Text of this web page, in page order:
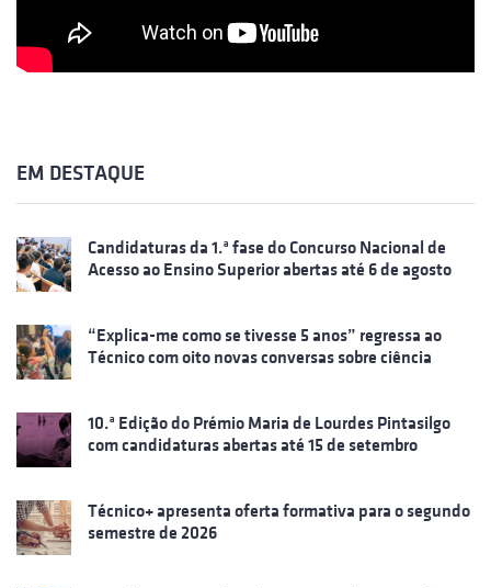
EM DESTAQUE
Candidaturas da 1.ª fase do Concurso Nacional de
Acesso ao Ensino Superior abertas até 6 de agosto
“Explica-me como se tivesse 5 anos” regressa ao
Técnico com oito novas conversas sobre ciência
10.ª Edição do Prémio Maria de Lourdes Pintasilgo
com candidaturas abertas até 15 de setembro
Técnico+ apresenta oferta formativa para o segundo
semestre de 2026